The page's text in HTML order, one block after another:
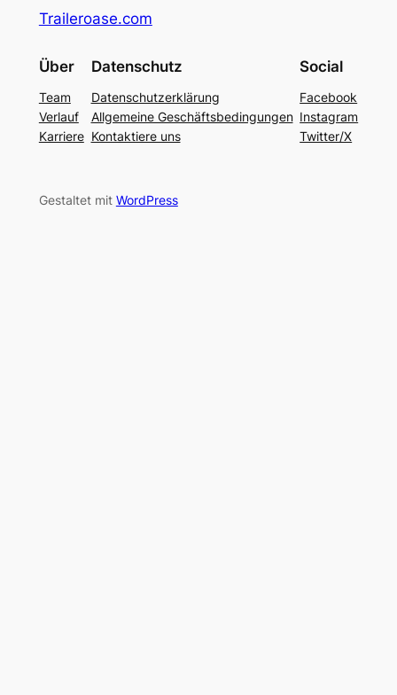
Traileroase.com
Über
Team
Verlauf
Karriere
Datenschutz
Datenschutzerklärung
Allgemeine Geschäftsbedingungen
Kontaktiere uns
Social
Facebook
Instagram
Twitter/X
Gestaltet mit WordPress